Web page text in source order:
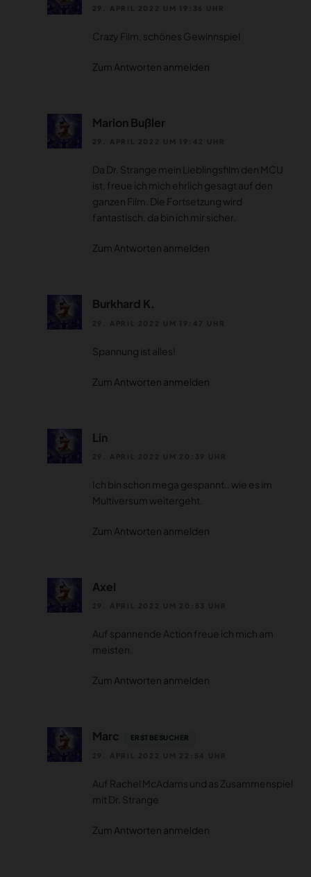
Crazy Film, schönes Gewinnspiel
Zum Antworten anmelden
Marion Bußler
Da Dr. Strange mein Lieblingsfilm den MCU
ist, freue ich mich ehrlich gesagt auf den
ganzen Film. Die Fortsetzung wird
fantastisch, da bin ich mir sicher.
Zum Antworten anmelden
Burkhard K.
Spannung ist alles!
Zum Antworten anmelden
Lin
Ich bin schon mega gespannt.. wie es im
Multiversum weitergeht.
Zum Antworten anmelden
Axel
Auf spannende Action freue ich mich am
meisten.
Zum Antworten anmelden
Marc ERSTBESUCHER
Auf Rachel McAdams und as Zusammenspiel
mit Dr. Strange
Zum Antworten anmelden